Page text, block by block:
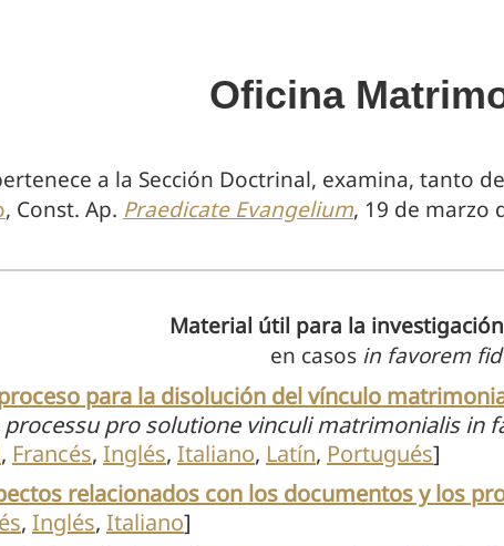
Oficina
a la Sección Doctrinal, examina, tanto
, Const. Ap. Praedicate Evangelium, 19 de marzo
Material útil para la
en casosin favorem
para la disolución del vínculo
pro solutione vinculi matrimonialis in
, Francés, Inglés, Italiano, Latín, Portugués]
relacionados con los documentos y los
, Inglés, Italiano]